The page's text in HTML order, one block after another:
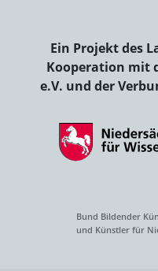
Ein Projekt des
Kooperation mit
e.V. und der
Bund Bildender
und Künstler für